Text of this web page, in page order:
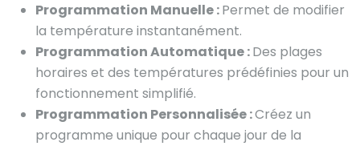
Programmation Manuelle :Permet de modifier
la température instantanément.
Programmation Automatique :Des plages
horaires et des températures prédéfinies pour un
fonctionnement simplifié.
Programmation Personnalisée :Créez un
programme unique pour chaque jour de la